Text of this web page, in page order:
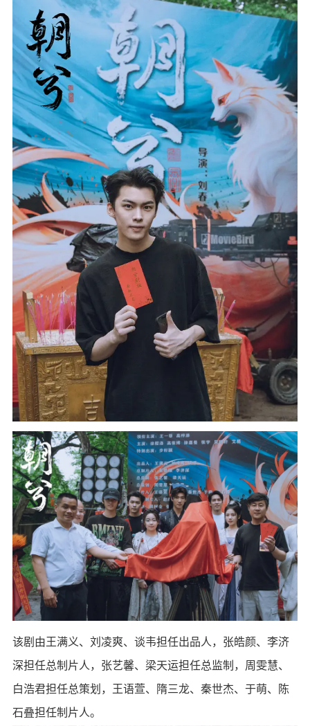
该剧由王满义、刘凌爽、谈韦担任出品人，张皓颜、李济
深担任总制片人，张艺馨、梁天运担任总监制，周雯慧、
白浩君担任总策划，王语萱、隋三龙、秦世杰、于萌、陈
石叠担任制片人。